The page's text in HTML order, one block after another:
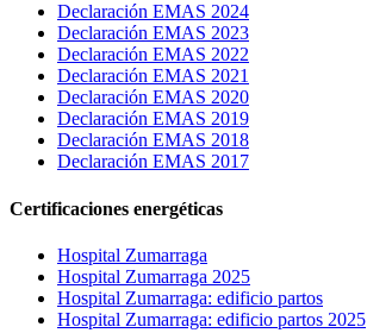
Declaración EMAS 2024
Declaración EMAS 2023
Declaración EMAS 2022
Declaración EMAS 2021
Declaración EMAS 2020
Declaración EMAS 2019
Declaración EMAS 2018
Declaración EMAS 2017
Certificaciones energéticas
Hospital Zumarraga
Hospital Zumarraga 2025
Hospital Zumarraga: edificio partos
Hospital Zumarraga: edificio partos 2025